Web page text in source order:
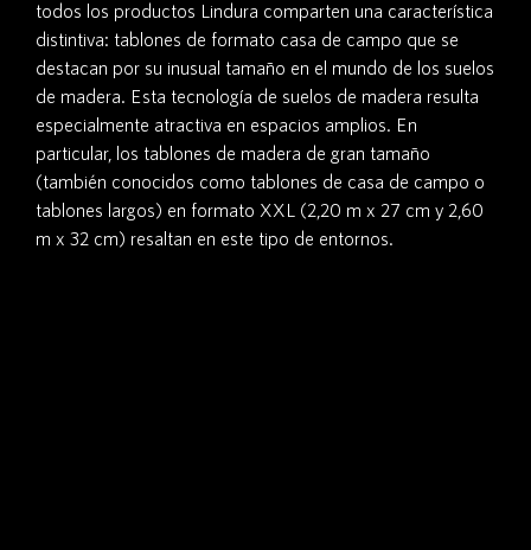
todos los productos Lindura comparten una característica
distintiva: tablones de formato casa de campo que se
destacan por su inusual tamaño en el mundo de los suelos
de madera. Esta tecnología de suelos de madera resulta
especialmente atractiva en espacios amplios. En
particular, los tablones de madera de gran tamaño
(también conocidos como tablones de casa de campo o
tablones largos) en formato XXL (2,20 m x 27 cm y 2,60
m x 32 cm) resaltan en este tipo de entornos.